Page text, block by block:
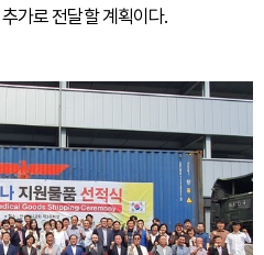
가로 전달할 계획이다.